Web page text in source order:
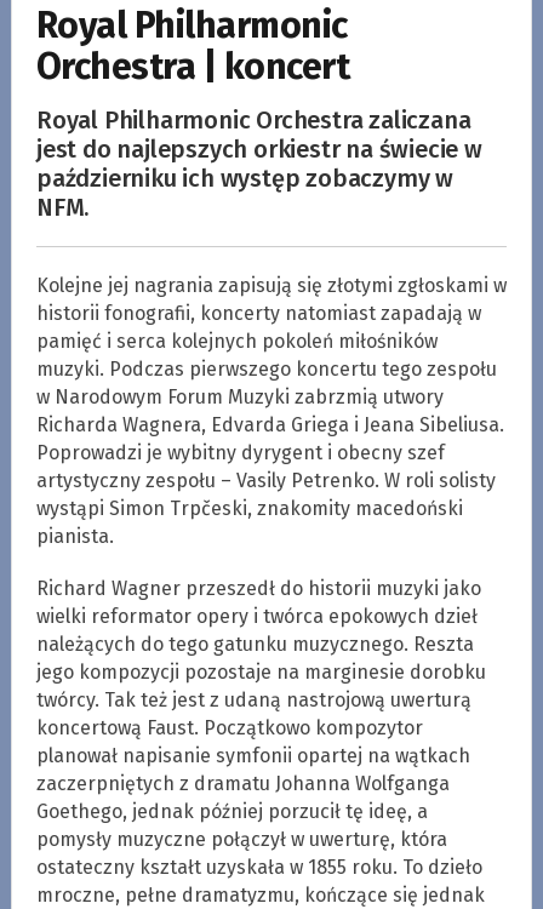
Royal Philharmonic
Orchestra | koncert
Royal Philharmonic Orchestra zaliczana
jest do najlepszych orkiestr na świecie w
październiku ich występ zobaczymy w
NFM.
Kolejne jej nagrania zapisują się złotymi zgłoskami w
historii fonografii, koncerty natomiast zapadają w
pamięć i serca kolejnych pokoleń miłośników
muzyki. Podczas pierwszego koncertu tego zespołu
w Narodowym Forum Muzyki zabrzmią utwory
Richarda Wagnera, Edvarda Griega i Jeana Sibeliusa.
Poprowadzi je wybitny dyrygent i obecny szef
artystyczny zespołu – Vasily Petrenko. W roli solisty
wystąpi Simon Trpčeski, znakomity macedoński
pianista.
Richard Wagner przeszedł do historii muzyki jako
wielki reformator opery i twórca epokowych dzieł
należących do tego gatunku muzycznego. Reszta
jego kompozycji pozostaje na marginesie dorobku
twórcy. Tak też jest z udaną nastrojową uwerturą
koncertową Faust. Początkowo kompozytor
planował napisanie symfonii opartej na wątkach
zaczerpniętych z dramatu Johanna Wolfganga
Goethego, jednak później porzucił tę ideę, a
pomysły muzyczne połączył w uwerturę, która
ostateczny kształt uzyskała w 1855 roku. To dzieło
mroczne, pełne dramatyzmu, kończące się jednak